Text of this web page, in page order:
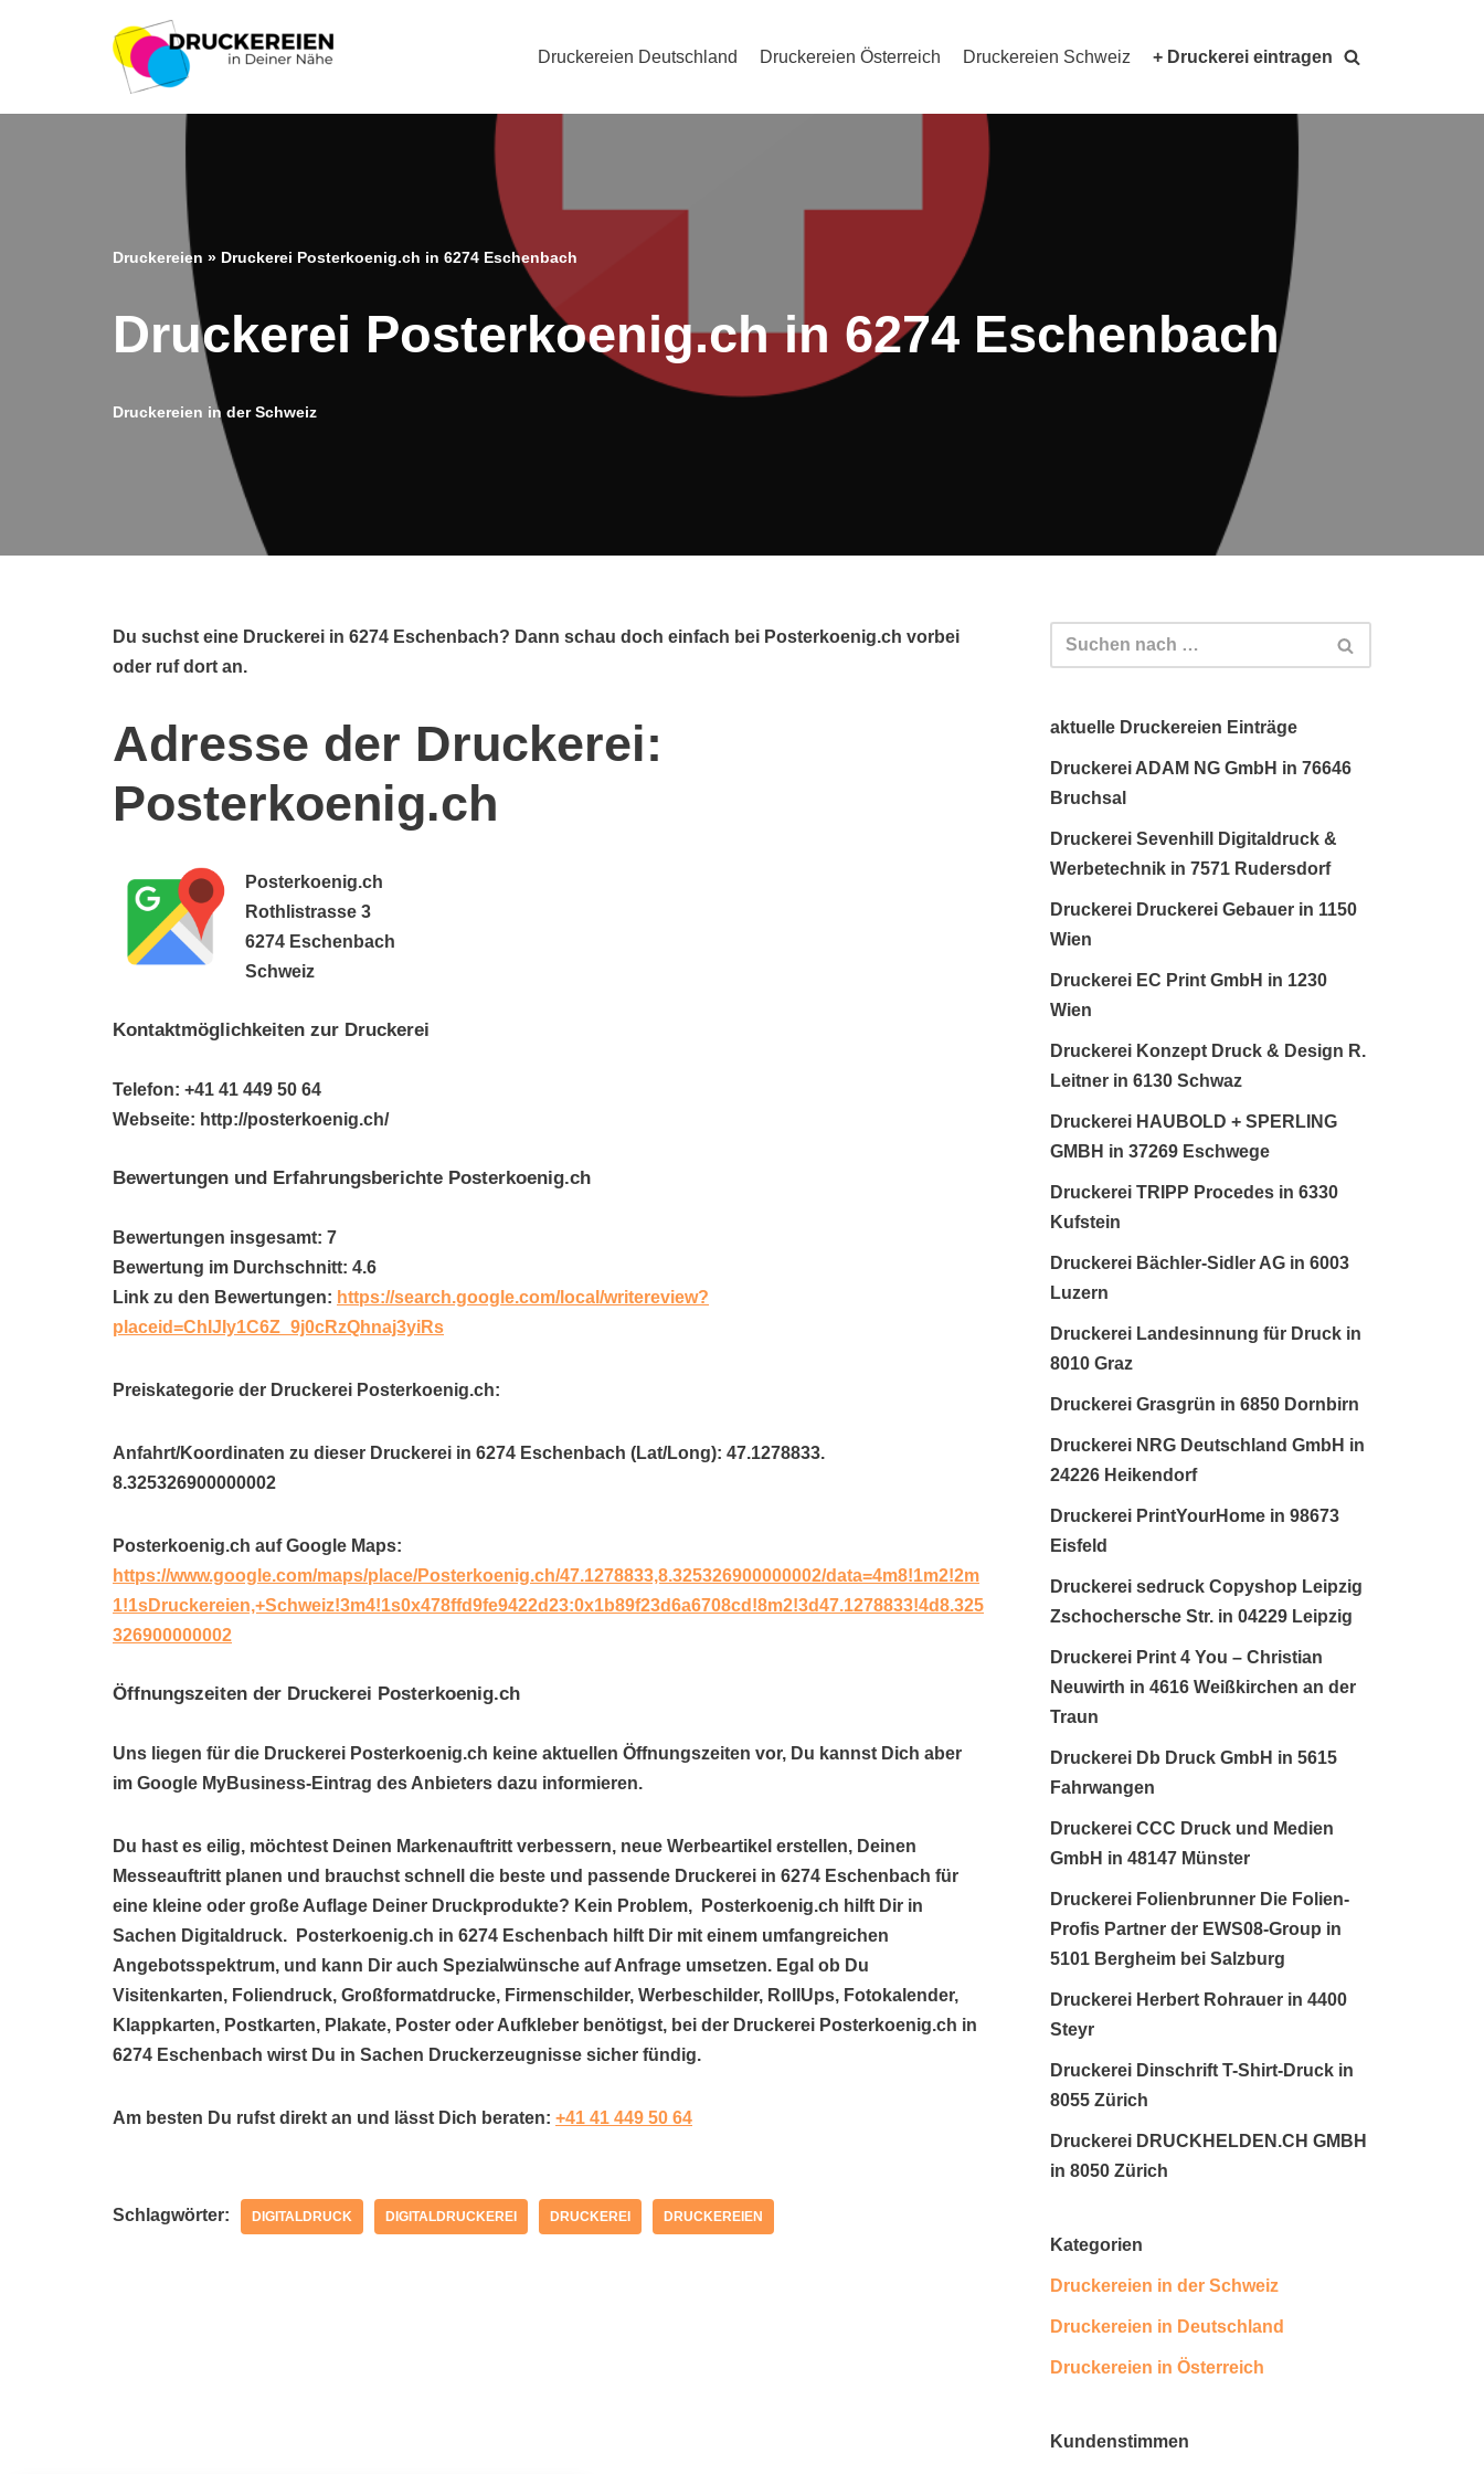
Druckereien Deutschland Druckereien Österreich Druckereien Schweiz + Druckerei eintragen
Druckereien » Druckerei Posterkoenig.ch in 6274 Eschenbach
Druckerei Posterkoenig.ch in 6274 Eschenbach
Druckereien in der Schweiz
Du suchst eine Druckerei in 6274 Eschenbach? Dann schau doch einfach bei Posterkoenig.ch vorbei
oder ruf dort an.
Adresse der Druckerei:
Posterkoenig.ch
Posterkoenig.ch
Rothlistrasse 3
6274 Eschenbach
Schweiz
Kontaktmöglichkeiten zur Druckerei
Telefon: +41 41 449 50 64
Webseite: http://posterkoenig.ch/
Bewertungen und Erfahrungsberichte Posterkoenig.ch
Bewertungen insgesamt: 7
Bewertung im Durchschnitt: 4.6
Link zu den Bewertungen: https://search.google.com/local/writereview?
placeid=ChIJIy1C6Z_9j0cRzQhnaj3yiRs
Preiskategorie der Druckerei Posterkoenig.ch:
Anfahrt/Koordinaten zu dieser Druckerei in 6274 Eschenbach (Lat/Long): 47.1278833.
8.325326900000002
Posterkoenig.ch auf Google Maps:
https://www.google.com/maps/place/Posterkoenig.ch/47.1278833,8.325326900000002/data=4m8!1m2!2m
1!1sDruckereien,+Schweiz!3m4!1s0x478ffd9fe9422d23:0x1b89f23d6a6708cd!8m2!3d47.1278833!4d8.325
326900000002
Öffnungszeiten der Druckerei Posterkoenig.ch
Uns liegen für die Druckerei Posterkoenig.ch keine aktuellen Öffnungszeiten vor, Du kannst Dich aber
im Google MyBusiness-Eintrag des Anbieters dazu informieren.
Du hast es eilig, möchtest Deinen Markenauftritt verbessern, neue Werbeartikel erstellen, Deinen
Messeauftritt planen und brauchst schnell die beste und passende Druckerei in 6274 Eschenbach für
eine kleine oder große Auflage Deiner Druckprodukte? Kein Problem, Posterkoenig.ch hilft Dir in
Sachen Digitaldruck. Posterkoenig.ch in 6274 Eschenbach hilft Dir mit einem umfangreichen
Angebotsspektrum, und kann Dir auch Spezialwünsche auf Anfrage umsetzen. Egal ob Du
Visitenkarten, Foliendruck, Großformatdrucke, Firmenschilder, Werbeschilder, RollUps, Fotokalender,
Klappkarten, Postkarten, Plakate, Poster oder Aufkleber benötigst, bei der Druckerei Posterkoenig.ch in
6274 Eschenbach wirst Du in Sachen Druckerzeugnisse sicher fündig.
Am besten Du rufst direkt an und lässt Dich beraten: +41 41 449 50 64
Schlagwörter: DIGITALDRUCK DIGITALDRUCKEREI DRUCKEREI DRUCKEREIEN
aktuelle Druckereien Einträge
Druckerei ADAM NG GmbH in 76646
Bruchsal
Druckerei Sevenhill Digitaldruck &
Werbetechnik in 7571 Rudersdorf
Druckerei Druckerei Gebauer in 1150
Wien
Druckerei EC Print GmbH in 1230
Wien
Druckerei Konzept Druck & Design R.
Leitner in 6130 Schwaz
Druckerei HAUBOLD + SPERLING
GMBH in 37269 Eschwege
Druckerei TRIPP Procedes in 6330
Kufstein
Druckerei Bächler-Sidler AG in 6003
Luzern
Druckerei Landesinnung für Druck in
8010 Graz
Druckerei Grasgrün in 6850 Dornbirn
Druckerei NRG Deutschland GmbH in
24226 Heikendorf
Druckerei PrintYourHome in 98673
Eisfeld
Druckerei sedruck Copyshop Leipzig
Zschochersche Str. in 04229 Leipzig
Druckerei Print 4 You – Christian
Neuwirth in 4616 Weißkirchen an der
Traun
Druckerei Db Druck GmbH in 5615
Fahrwangen
Druckerei CCC Druck und Medien
GmbH in 48147 Münster
Druckerei Folienbrunner Die Folien-
Profis Partner der EWS08-Group in
5101 Bergheim bei Salzburg
Druckerei Herbert Rohrauer in 4400
Steyr
Druckerei Dinschrift T-Shirt-Druck in
8055 Zürich
Druckerei DRUCKHELDEN.CH GMBH
in 8050 Zürich
Kategorien
Druckereien in der Schweiz
Druckereien in Deutschland
Druckereien in Österreich
Kundenstimmen